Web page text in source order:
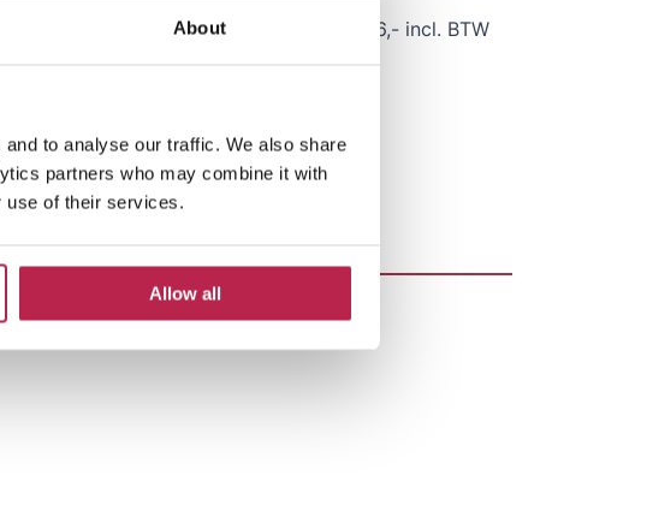
About
to analyse our traffic. We also share
partners who may combine it with
use of their services.
Allow all
juli en augustus, kunt u vanaf € 336,- incl. BTW